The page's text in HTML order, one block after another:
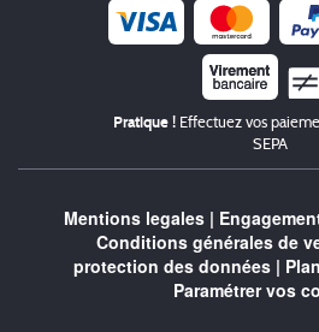
Pratique ! Effectuez vos
SEPA
Mentions legales|
Conditions générales de
protection des données |
Paramétrer vos